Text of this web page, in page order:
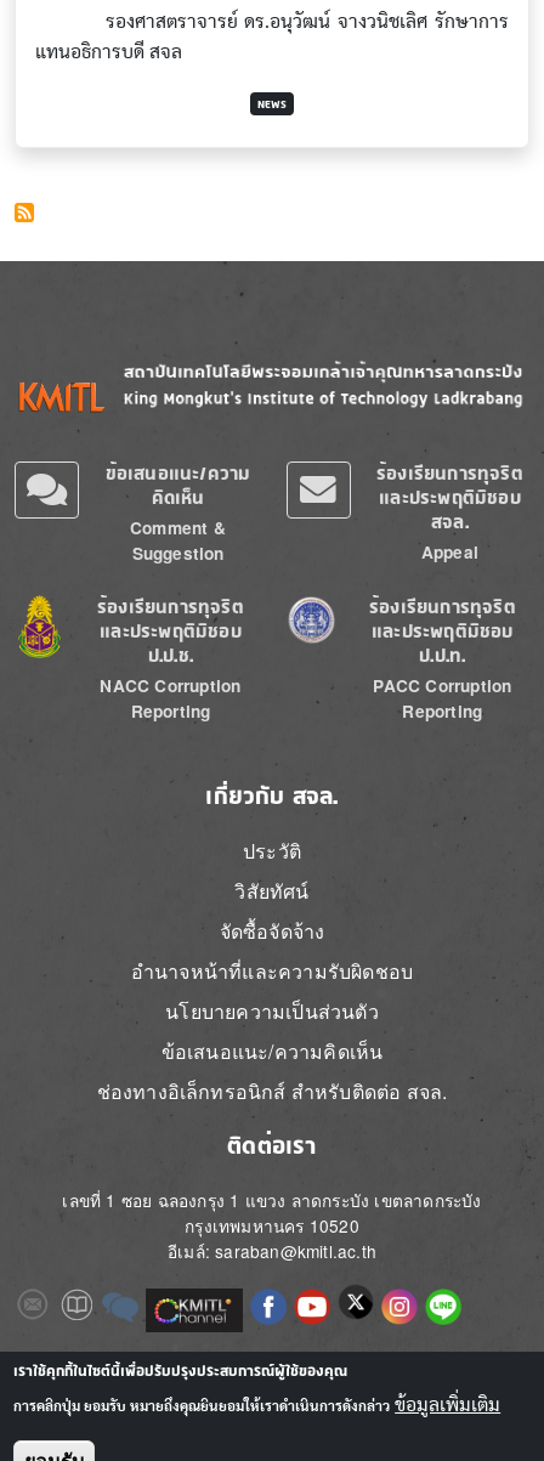
รองศาสตราจารย์ ดร.อนุวัฒน์ จางวนิชเลิศ รักษาการ
แทนอธิการบดี สจล
NEWS
Image
ข้อเสนอแนะ/ความ
คิดเห็น
Comment &
Suggestion
ร้องเรียนการทุจริต
และประพฤติมิชอบ
สจล.
Appeal
Image
ร้องเรียนการทุจริต
และประพฤติมิชอบ
ป.ป.ช.
NACC Corruption
Reporting
Image
ร้องเรียนการทุจริต
และประพฤติมิชอบ
ป.ป.ท.
PACC Corruption
Reporting
เกี่ยวกับ สจล.
ประวัติ
วิสัยทัศน์
จัดซื้อจัดจ้าง
อำนาจหน้าที่และความรับผิดชอบ
นโยบายความเป็นส่วนตัว
ข้อเสนอแนะ/ความคิดเห็น
ช่องทางอิเล็กทรอนิกส์ สำหรับติดต่อ สจล.
ติดต่อเรา
เลขที่ 1 ซอย ฉลองกรุง 1 แขวง ลาดกระบัง เขตลาดกระบัง
กรุงเทพมหานคร 10520
อีเมล์: saraban@kmitl.ac.th
ImageImageImage Image ImageImageImageImageImage
Image Image
เราใช้คุกกี้ในไซต์นี้เพื่อปรับปรุงประสบการณ์ผู้ใช้ของคุณ
การคลิกปุ่ม ยอมรับ หมายถึงคุณยินยอมให้เราดำเนินการดังกล่าว ข้อมูลเพิ่มเติม